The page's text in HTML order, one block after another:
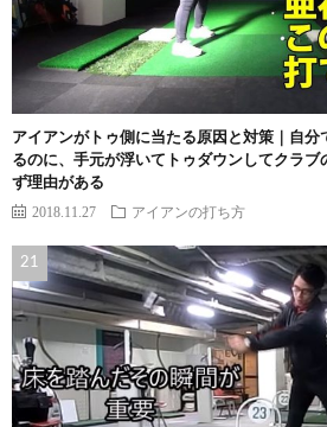
アイアンがトゥ側に当たる原因と対策｜自分
るのに、手元が浮いてトゥダウンしてクラブ
ず理由がある
2018.11.27 アイアンの打ち方